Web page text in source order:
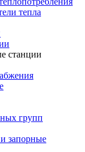
тепла
станции
групп
запорные